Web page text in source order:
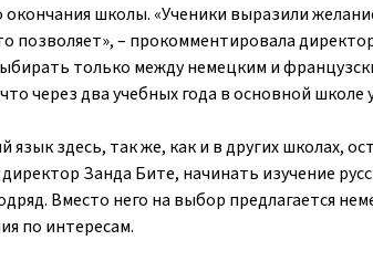
школы. «Ученики выразили
позволяет», – прокомментировала
только между немецким и
через два учебных года в основной школе
здесь, так же, как и в других школах,
Занда Бите, начинать изучение
Вместо него на выбор предлагается
по интересам.